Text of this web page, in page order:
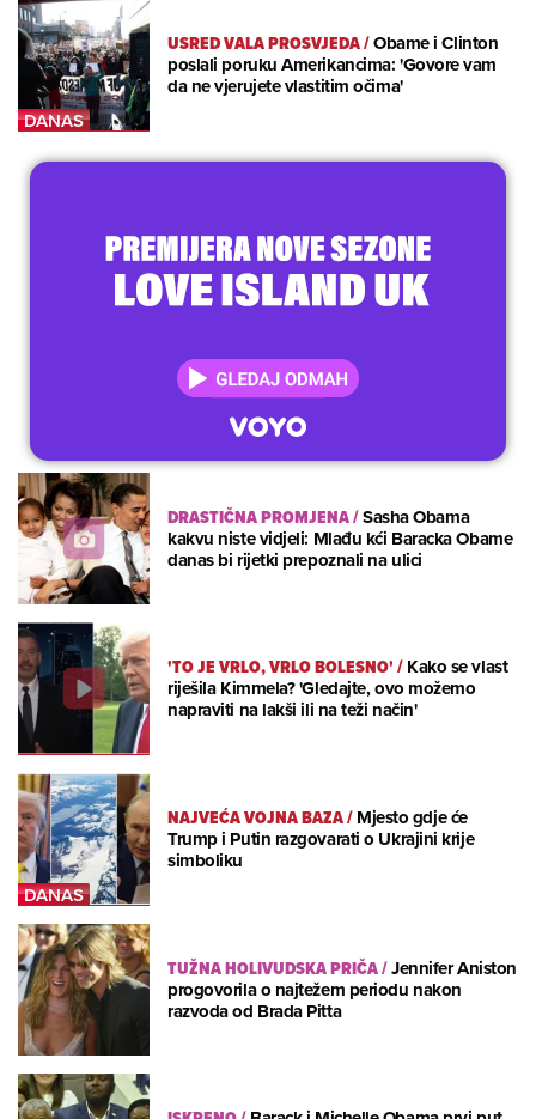
USRED VALA PROSVJEDA/Obame i Clinton
poslali poruku Amerikancima: 'Govore vam
da ne vjerujete vlastitim očima'
DRASTIČNA PROMJENA/Sasha Obama
kakvu niste vidjeli: Mlađu kći Baracka Obame
danas bi rijetki prepoznali na ulici
'TO JE VRLO, VRLO BOLESNO'/Kako se vlast
riješila Kimmela? 'Gledajte, ovo možemo
napraviti na lakši ili na teži način'
NAJVEĆA VOJNA BAZA/Mjesto gdje će
Trump i Putin razgovarati o Ukrajini krije
simboliku
TUŽNA HOLIVUDSKA PRIČA/Jennifer Aniston
progovorila o najtežem periodu nakon
razvoda od Brada Pitta